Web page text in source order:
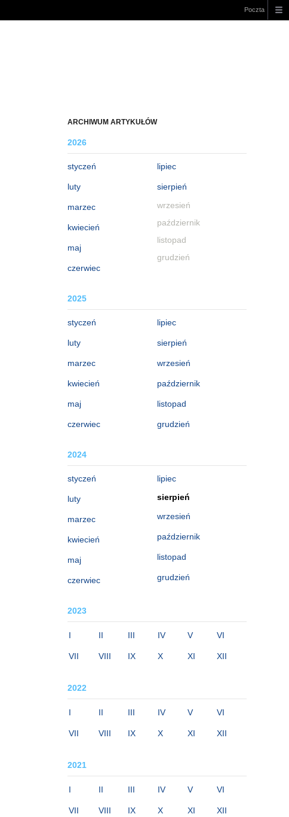
Poczta
ARCHIWUM ARTYKUŁÓW
2026
styczeń
luty
marzec
kwiecień
maj
czerwiec
lipiec
sierpień
wrzesień
październik
listopad
grudzień
2025
styczeń
luty
marzec
kwiecień
maj
czerwiec
lipiec
sierpień
wrzesień
październik
listopad
grudzień
2024
styczeń
luty
marzec
kwiecień
maj
czerwiec
lipiec
sierpień
wrzesień
październik
listopad
grudzień
2023
I II III IV V VI
VII VIII IX X XI XII
2022
I II III IV V VI
VII VIII IX X XI XII
2021
I II III IV V VI
VII VIII IX X XI XII